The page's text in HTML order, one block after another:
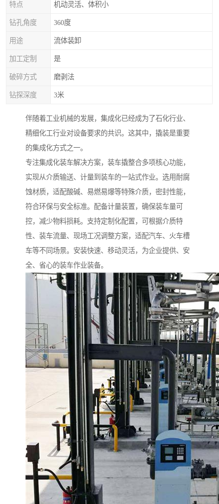
特点 机动灵活、体积小
钻孔角度 360度
用途 流体装卸
加工定制 是
破碎方式 磨剥法
钻探深度 3米
伴随着工业机械的发展，集成化已经成为了石化行业、
精细化工行业对设备要求的共识。这其中，撬装是重要
的集成化方式之一。
专注集成化装车解决方案，装车撬整合多项核心功能，
实现从介质输送、计量到装车的一站式作业。选用耐腐
蚀材质，适配酸碱、易燃易爆等特殊介质，密封性能，
符合环保与安全标准。配备计量装置，确保装车量可
控，减少物料损耗。支持定制化配置，可根据介质特
性、装车流量、现场工况调整方案，适配汽车、火车槽
车等不同场景。安装快速、移动灵活，为企业提供、安
全、省心的装车作业装备。